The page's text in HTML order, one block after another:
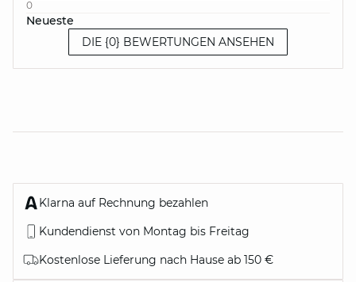
0
Neueste
DIE {0} BEWERTUNGEN ANSEHEN
Klarna auf Rechnung bezahlen
Kundendienst von Montag bis Freitag
Kostenlose Lieferung nach Hause ab 150 €